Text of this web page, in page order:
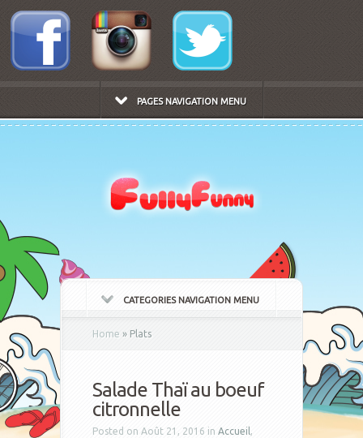
PAGES NAVIGATION MENU
CATEGORIES NAVIGATION MENU
Home » Plats
Salade Thaï au boeuf
citronnelle
Posted on Août 21, 2016 in Accueil ,